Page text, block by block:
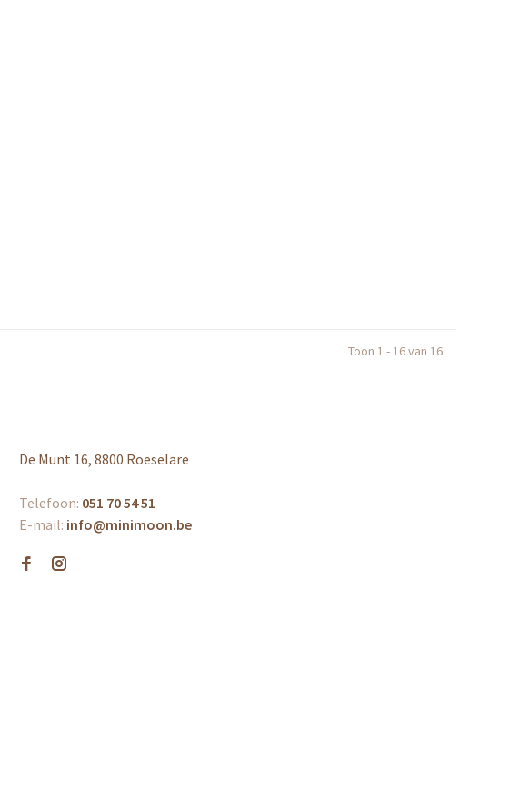
Toon 1 - 16 van 16
De Munt 16, 8800 Roeselare
Telefoon: 051 70 54 51
E-mail: info@minimoon.be